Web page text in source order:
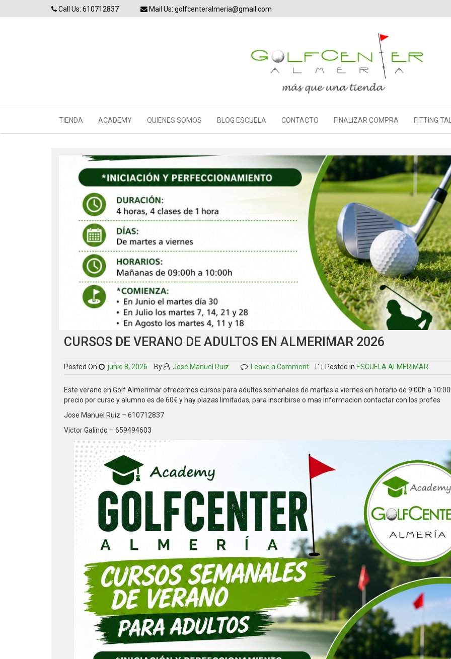
Call Us: 610712837 Mail Us: golfcenteralmeria@gmail.com
TIENDA ACADEMY QUIENES SOMOS BLOG ESCUELA CONTACTO FINALIZAR COMPRA FITTING
CURSOS DE VERANO DE ADULTOS EN ALMERIMAR 2026
Posted On junio 8, 2026 By José Manuel Ruiz Leave a Commenton
verano
Posted in ESCUELA ALMERIMAR
Este verano en Golf Almerimar ofrecemos cursos para adultos semanales de martes a viernes en horario de 9:00h a
precio por curso y alumno es de 60€ y hay plazas limitadas, para inscribirse o mas informacion contactar con los profes
Jose Manuel Ruiz – 610712837
Victor Galindo – 659494603